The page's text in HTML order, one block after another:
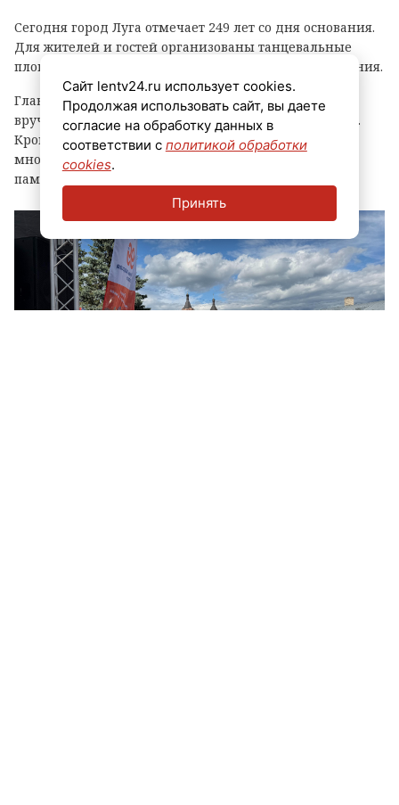
Сегодня город Луга отмечает 249 лет со дня основания.
Для жителей и гостей организованы танцевальные
площадки, выступления духовых оркестров и угощения.
Главным событием праздника стала церемония
вручения знака «Почетный гражданин города Луга».
Кроме того, региональные власти отметили
многодетные семьи муниципалитета, вручив им
памятные награды и благодарственные письма.
Сайт lentv24.ru использует cookies.
Продолжая использовать сайт, вы даете
согласие на обработку данных в
соответствии с политикой обработки
cookies.
Принять